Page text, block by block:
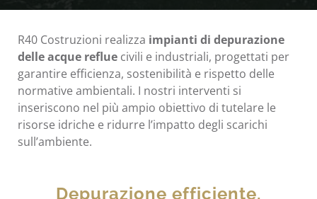
R40 Costruzioni realizza impianti di depurazione
delle acque reflue civili e industriali, progettati per
garantire efficienza, sostenibilità e rispetto delle
normative ambientali. I nostri interventi si
inseriscono nel più ampio obiettivo di tutelare le
risorse idriche e ridurre l’impatto degli scarichi
sull’ambiente.
Depurazione efficiente,